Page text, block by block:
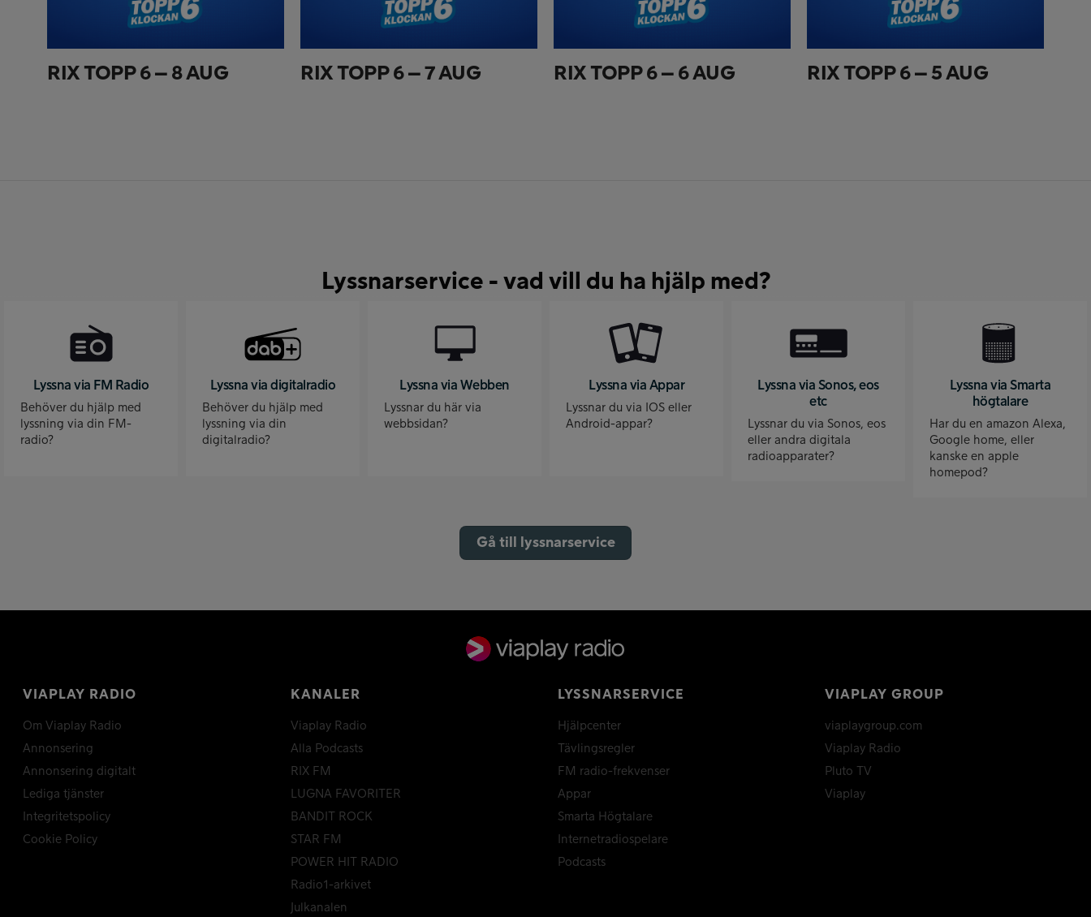
RIX TOPP 6 – 8 AUG RIX TOPP 6 – 7 AUG RIX TOPP 6 – 6 AUG RIX TOPP 6 – 5 AUG
Lyssnarservice - vad vill du ha hjälp med?
Lyssna via FM Radio
Behöver du hjälp med
lyssning via din FM-
radio?
Lyssna via digitalradio
Behöver du hjälp med
lyssning via din
digitalradio?
Lyssna via Webben
Lyssnar du här via
webbsidan?
Lyssna via Appar
Lyssnar du via IOS eller
Android-appar?
Lyssna via Sonos, eos
etc
Lyssnar du via Sonos, eos
eller andra digitala
radioapparater?
Lyssna via Smarta
högtalare
Har du en amazon Alexa,
Google home, eller
kanske en apple
homepod?
Gå till lyssnarservice
VIAPLAY RADIO
Om Viaplay Radio
Annonsering
Annonsering digitalt
Lediga tjänster
Integritetspolicy
Cookie Policy
KANALER
Viaplay Radio
Alla Podcasts
RIX FM
LUGNA FAVORITER
BANDIT ROCK
STAR FM
POWER HIT RADIO
Radio1-arkivet
Julkanalen
LYSSNARSERVICE
Hjälpcenter
Tävlingsregler
FM radio-frekvenser
Appar
Smarta Högtalare
Internetradiospelare
Podcasts
VIAPLAY GROUP
viaplaygroup.com
Viaplay Radio
Pluto TV
Viaplay